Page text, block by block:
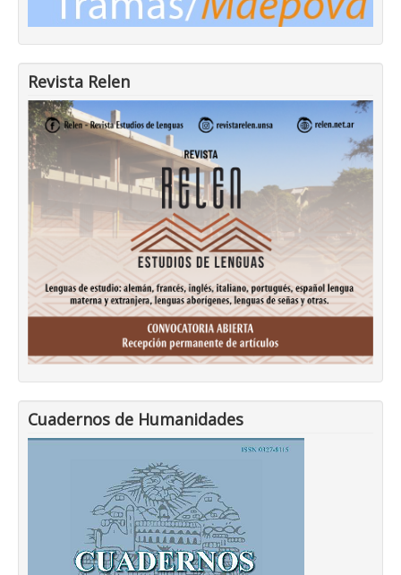
Revista Relen
Cuadernos de Humanidades